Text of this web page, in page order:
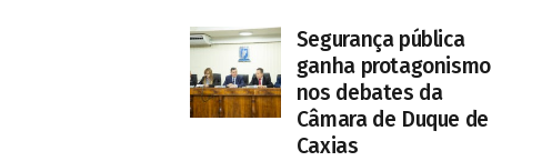
Segurança pública
ganha protagonismo
nos debates da
Câmara de Duque de
Caxias